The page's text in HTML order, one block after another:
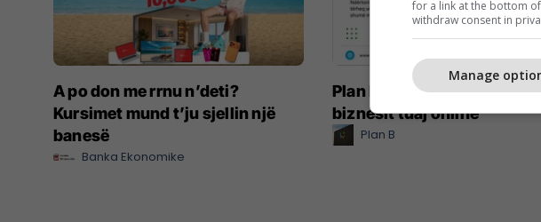
A po don me rrnu n’deti?
Kursimet mund t’ju sjellin një
banesë
Banka Ekonomike
Plan B Creative rrit
biznesit tuaj online
Plan B
for a link at the bottom
withdraw consent in
Manage